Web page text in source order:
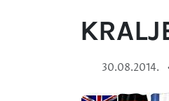
30.08.2014.